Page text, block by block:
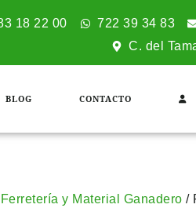
18 22 00 722 39 34 83
C. del
BLOG CONTACTO
Ferretería y Material Ganadero /